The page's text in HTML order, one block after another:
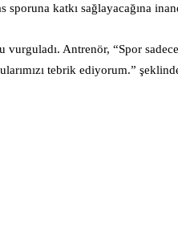
sporuna katkı sağlayacağına
Antrenör, “Spor
tebrik ediyorum.”